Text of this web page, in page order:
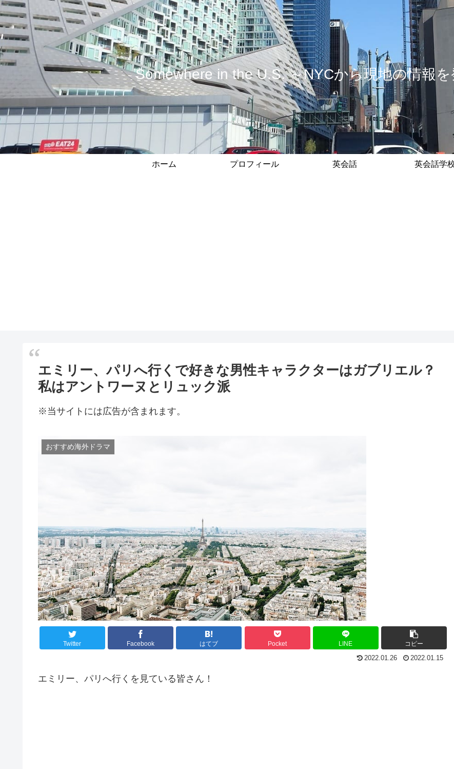
Somewhere in the U.S. ～NYCから現地の情報
ホーム プロフィール 英会話 英会話学
エミリー、パリへ行くで好きな男性キャラクターはガブリエル？
私はアントワーヌとリュック派
※当サイトには広告が含まれます。
おすすめ海外ドラマ
Twitter Facebook はてブ Pocket LINE コピー
2022.01.26 2022.01.15
エミリー、パリへ行くを見ている皆さん！